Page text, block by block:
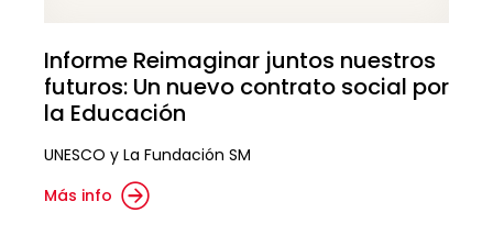
Informe Reimaginar juntos nuestros
futuros: Un nuevo contrato social por
la Educación
UNESCO y La Fundación SM
Más info